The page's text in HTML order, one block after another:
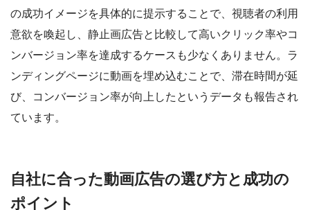
の成功イメージを具体的に提示することで、視聴者の利用
意欲を喚起し、静止画広告と比較して高いクリック率やコ
ンバージョン率を達成するケースも少なくありません。ラ
ンディングページに動画を埋め込むことで、滞在時間が延
び、コンバージョン率が向上したというデータも報告され
ています。
自社に合った動画広告の選び方と成功の
ポイント